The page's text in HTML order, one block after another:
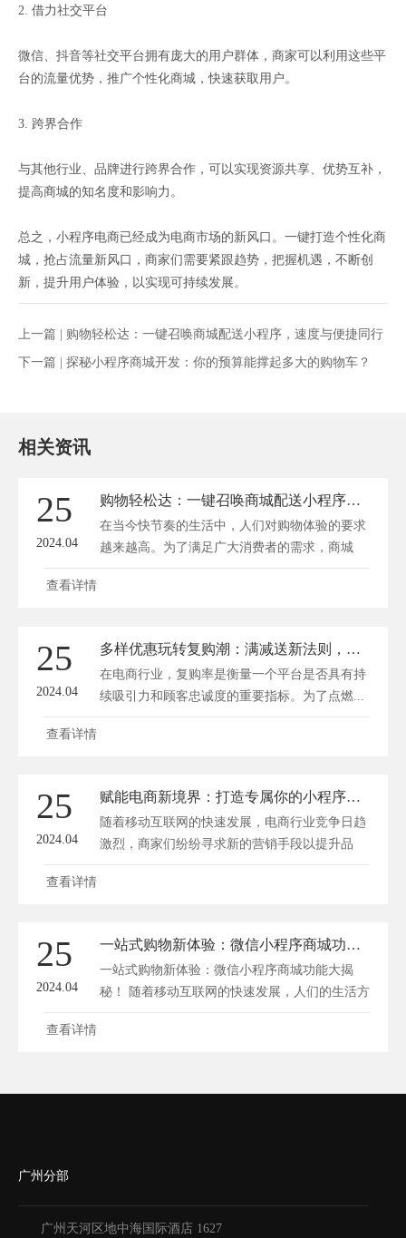
2. 借力社交平台
微信、抖音等社交平台拥有庞大的用户群体，商家可以利用这些平
台的流量优势，推广个性化商城，快速获取用户。
3. 跨界合作
与其他行业、品牌进行跨界合作，可以实现资源共享、优势互补，
提高商城的知名度和影响力。
总之，小程序电商已经成为电商市场的新风口。一键打造个性化商
城，抢占流量新风口，商家们需要紧跟趋势，把握机遇，不断创
新，提升用户体验，以实现可持续发展。
上一篇 | 购物轻松达：一键召唤商城配送小程序，速度与便捷同行
下一篇 | 探秘小程序商城开发：你的预算能撑起多大的购物车？
相关资讯
25
2024.04
购物轻松达：一键召唤商城配送小程序，速度与便捷同行
在当今快节奏的生活中，人们对购物体验的要求
越来越高。为了满足广大消费者的需求，商城
配...
查看详情
25
2024.04
多样优惠玩转复购潮：满减送新法则，点燃顾客增购激情！
在电商行业，复购率是衡量一个平台是否具有持
续吸引力和顾客忠诚度的重要指标。为了点燃...
查看详情
25
2024.04
赋能电商新境界：打造专属你的小程序商城秘籍
随着移动互联网的快速发展，电商行业竞争日趋
激烈，商家们纷纷寻求新的营销手段以提升品
牌...
查看详情
25
2024.04
一站式购物新体验：微信小程序商城功能大揭秘！
一站式购物新体验：微信小程序商城功能大揭
秘！ 随着移动互联网的快速发展，人们的生活方
式...
查看详情
广州分部
广州天河区地中海国际酒店 1627